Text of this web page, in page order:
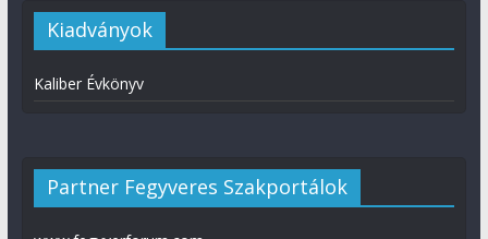
Kiadványok
Kaliber Évkönyv
Partner Fegyveres Szakportálok